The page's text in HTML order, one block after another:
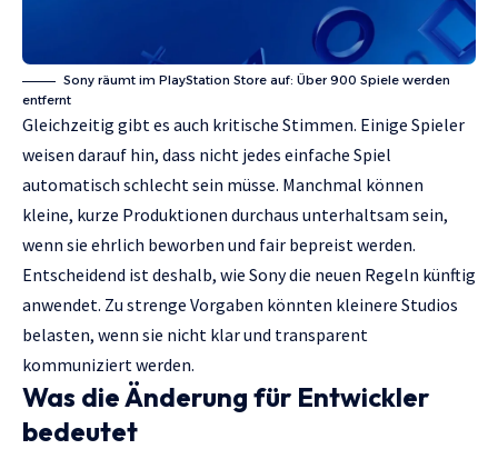
Sony räumt im PlayStation Store auf: Über 900 Spiele werden
entfernt
Gleichzeitig gibt es auch kritische Stimmen. Einige Spieler
weisen darauf hin, dass nicht jedes einfache Spiel
automatisch schlecht sein müsse. Manchmal können
kleine, kurze Produktionen durchaus unterhaltsam sein,
wenn sie ehrlich beworben und fair bepreist werden.
Entscheidend ist deshalb, wie Sony die neuen Regeln künftig
anwendet. Zu strenge Vorgaben könnten kleinere Studios
belasten, wenn sie nicht klar und transparent
kommuniziert werden.
Was die Änderung für Entwickler
bedeutet